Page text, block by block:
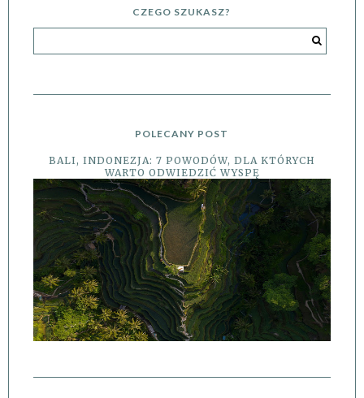
CZEGO SZUKASZ?
POLECANY POST
BALI, INDONEZJA: 7 POWODÓW, DLA KTÓRYCH
WARTO ODWIEDZIĆ WYSPĘ